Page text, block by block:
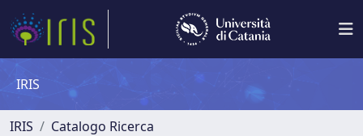
IRIS
IRIS
Catalogo Ricerca